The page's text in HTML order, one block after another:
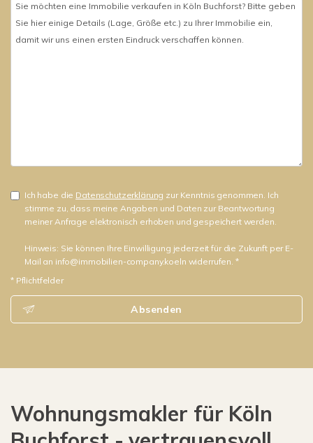
Ich habe die Datenschutzerklärung zur Kenntnis genommen. Ich
stimme zu, dass meine Angaben und Daten zur Beantwortung
meiner Anfrage elektronisch erhoben und gespeichert werden.
Hinweis: Sie können Ihre Einwilligung jederzeit für die Zukunft per E-
Mail an info@immobilien-company.koeln widerrufen. *
* Pflichtfelder
Absenden
Wohnungsmakler für Köln